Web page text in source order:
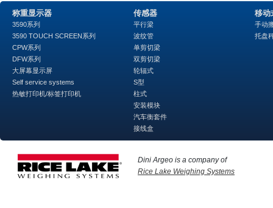
称重显示器
3590系列
3590 TOUCH SCREEN系列
CPW系列
DFW系列
大屏幕显示屏
Self service systems
热敏打印机/标签打印机
传感器
平行梁
波纹管
单剪切梁
双剪切梁
轮辐式
S型
柱式
安装模块
汽车衡套件
接线盒
移动
手动
托盘
Dini Argeo is a company of
Rice Lake Weighing Systems